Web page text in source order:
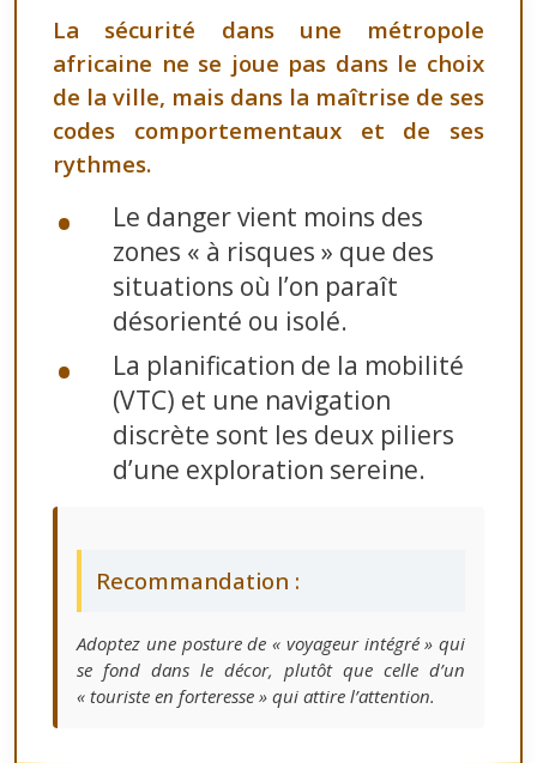
La sécurité dans une métropole
africaine ne se joue pas dans le choix
de la ville, mais dans la maîtrise de ses
codes comportementaux et de ses
rythmes.
Le danger vient moins des
zones « à risques » que des
situations où l’on paraît
désorienté ou isolé.
La planification de la mobilité
(VTC) et une navigation
discrète sont les deux piliers
d’une exploration sereine.
Recommandation :
Adoptez une posture de « voyageur intégré » qui
se fond dans le décor, plutôt que celle d’un
« touriste en forteresse » qui attire l’attention.